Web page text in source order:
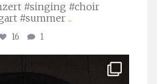
#singing #choir
#summer...
16 1
Apr. 1